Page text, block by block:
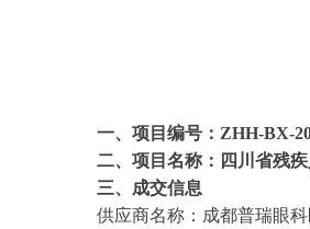
一、项目编号： ZHH-BX-
二、项目名称：四川省残
三、成交信息
供应商名称：成都普瑞眼科